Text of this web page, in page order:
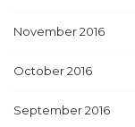
November 2016
October 2016
September 2016